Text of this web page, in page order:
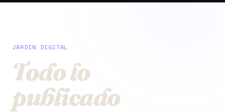
JARDÍN DIGITAL
Todo lo
publicado